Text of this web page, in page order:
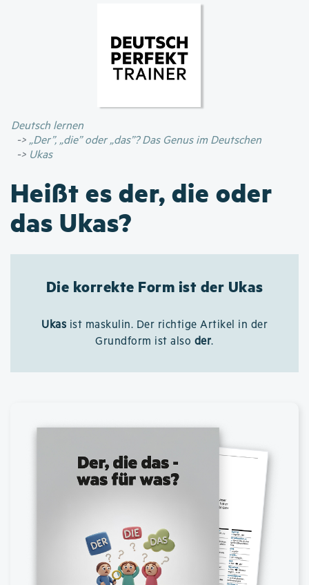
Inhalt
Deutsch lernen
„Der”, „die” oder „das”? Das Genus im Deutschen
Ukas
Heißt es der, die oder
das Ukas?
Die korrekte Form ist der Ukas
Ukas ist maskulin. Der richtige Artikel in der
Grundform ist also der.